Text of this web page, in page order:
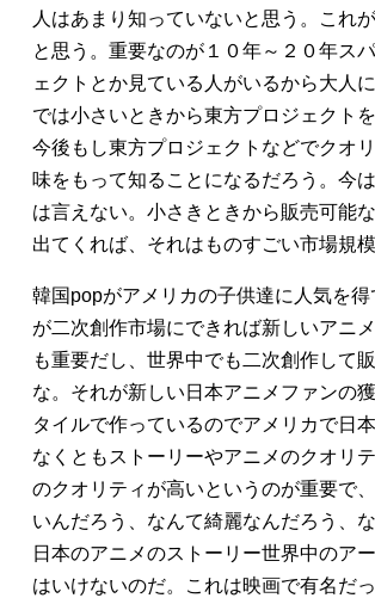
人はあまり知っていないと思う。これ
と思う。重要なのが１０年～２０年ス
ェクトとか見ている人がいるから大人
では小さいときから東方プロジェクト
今後もし東方プロジェクトなどでクオ
味をもって知ることになるだろう。今
は言えない。小さきときから販売可能
出てくれば、それはものすごい市場規
韓国popがアメリカの子供達に人気を
が二次創作市場にできれば新しいアニ
も重要だし、世界中でも二次創作して
な。それが新しい日本アニメファンの
タイルで作っているのでアメリカで日
なくともストーリーやアニメのクオリ
のクオリティが高いというのが重要で
いんだろう、なんて綺麗なんだろう、
日本のアニメのストーリー世界中のア
はいけないのだ。これは映画で有名だ